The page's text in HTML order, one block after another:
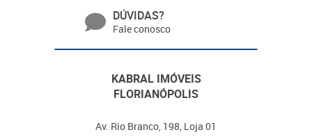
DÚVIDAS?
Fale conosco
KABRAL IMÓVEIS
FLORIANÓPOLIS
Av. Rio Branco, 198, Loja 01